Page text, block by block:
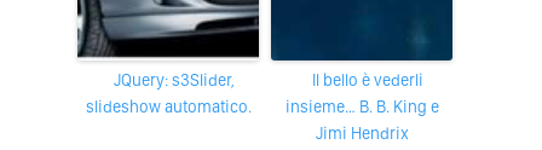
jQuery: s3Slider,
slideshow automatico.
Il bello è vederli
insieme… B. B. King e
Jimi Hendrix